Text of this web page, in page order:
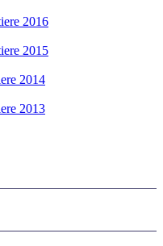
2016
2015
2014
2013